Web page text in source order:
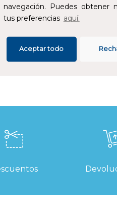
navegación. Puedes obtener
tus preferencias aquí.
Aceptar todo
canalización. El sistema
parte de dicho sistema,